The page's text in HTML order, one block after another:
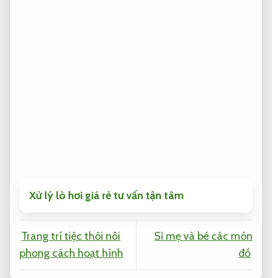
Xử lý lò hơi giá rẻ tư vấn tận tâm
Trang trí tiệc thôi nôi
phong cách hoạt hình
Sỉ mẹ và bé các món
đồ